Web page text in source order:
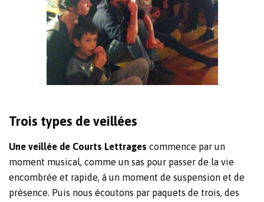
Trois types de veillées
Une veillée de Courts Lettrages commence par un
moment musical, comme un sas pour passer de la vie
encombrée et rapide, à un moment de suspension et de
présence. Puis nous écoutons par paquets de trois, des